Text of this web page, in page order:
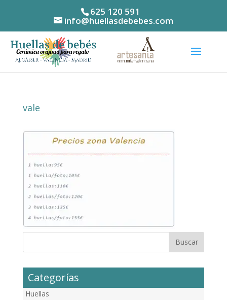
625 120 591
info@huellasdebebes.com
vale
Categorías
Huellas